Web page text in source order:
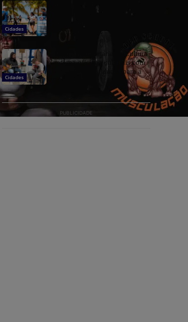
Cidades
amplia opções de mobilidade
compartilhados
Cidades
Itapema: Secretaria de Cultura
retoma oficinas culturais com
diversas modalidades para a
PUBLICIDADE